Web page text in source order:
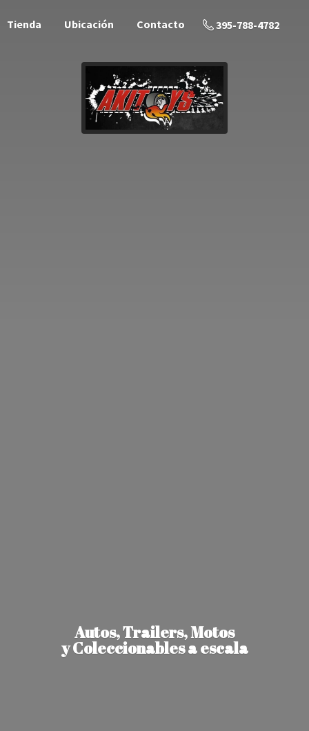
Tienda Ubicación Contacto 395-788-4782
Autos, Trailers, Motos
y Coleccionablesa escala